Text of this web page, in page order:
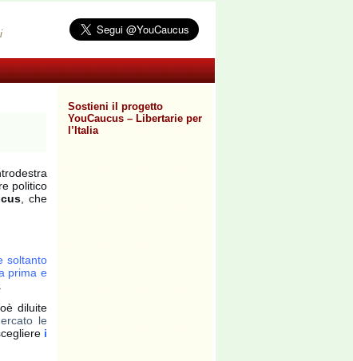
politico
, che
soltanto
prima e
diluite
le
i
Sostieni il progetto
YouCaucus – Libertarie per
l’Italia